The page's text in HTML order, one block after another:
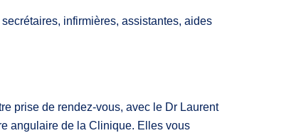
infirmières, assistantes, aides
prise de rendez-vous, avec le Dr Laurent
angulaire de la Clinique. Elles vous